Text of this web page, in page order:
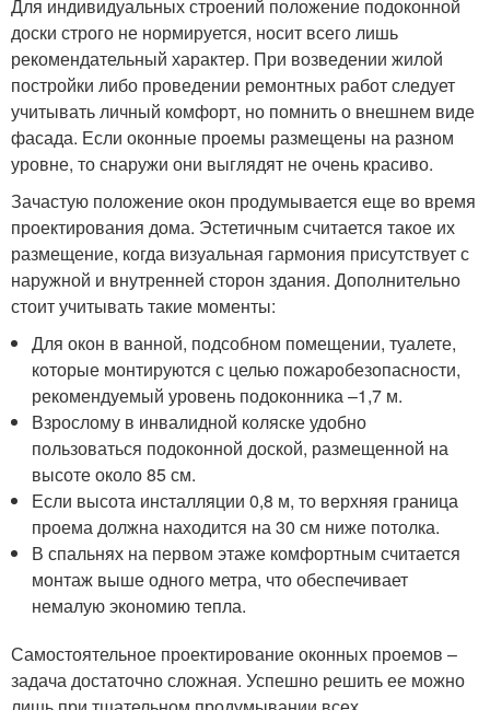
Для индивидуальных строений положение подоконной
доски строго не нормируется, носит всего лишь
рекомендательный характер. При возведении жилой
постройки либо проведении ремонтных работ следует
учитывать личный комфорт, но помнить о внешнем виде
фасада. Если оконные проемы размещены на разном
уровне, то снаружи они выглядят не очень красиво.
Зачастую положение окон продумывается еще во время
проектирования дома. Эстетичным считается такое их
размещение, когда визуальная гармония присутствует с
наружной и внутренней сторон здания. Дополнительно
стоит учитывать такие моменты:
Для окон в ванной, подсобном помещении, туалете,
которые монтируются с целью пожаробезопасности,
рекомендуемый уровень подоконника –1,7 м.
Взрослому в инвалидной коляске удобно
пользоваться подоконной доской, размещенной на
высоте около 85 см.
Если высота инсталляции 0,8 м, то верхняя граница
проема должна находится на 30 см ниже потолка.
В спальнях на первом этаже комфортным считается
монтаж выше одного метра, что обеспечивает
немалую экономию тепла.
Самостоятельное проектирование оконных проемов –
задача достаточно сложная. Успешно решить ее можно